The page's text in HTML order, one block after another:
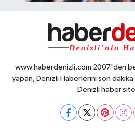
www.haberdenizli.com 2007'den
yapan, Denizli Haberlerini son dakika
Denizli haber